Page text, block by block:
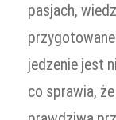
pasjach,
jedzenie jest
co sprawia,